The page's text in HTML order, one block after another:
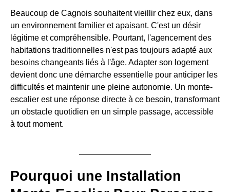
Beaucoup de Cagnois souhaitent vieillir chez eux, dans
un environnement familier et apaisant. C'est un désir
légitime et compréhensible. Pourtant, l'agencement des
habitations traditionnelles n'est pas toujours adapté aux
besoins changeants liés à l'âge. Adapter son logement
devient donc une démarche essentielle pour anticiper les
difficultés et maintenir une pleine autonomie. Un monte-
escalier est une réponse directe à ce besoin, transformant
un obstacle quotidien en un simple passage, accessible
à tout moment.
Pourquoi une Installation